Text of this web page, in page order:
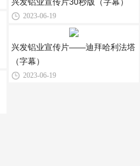
2023-06-19
兴发铝业宣传片——迪拜哈利法塔
（字幕）
2023-06-19